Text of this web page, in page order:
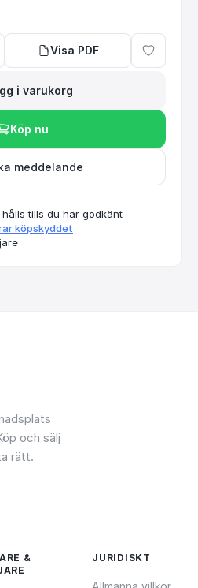
Visa PDF
i varukorg
Köp nu
meddelande
tills du har godkänt
köpskyddet
och sälj
rätt.
&
JURIDISKT